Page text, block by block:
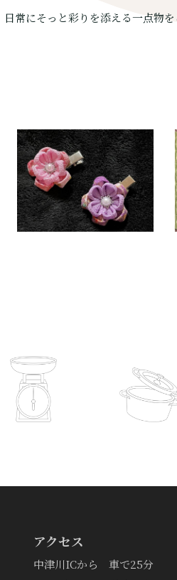
常にそっと彩りを添える一点物を
アクセス
中津川ICから 車で25分